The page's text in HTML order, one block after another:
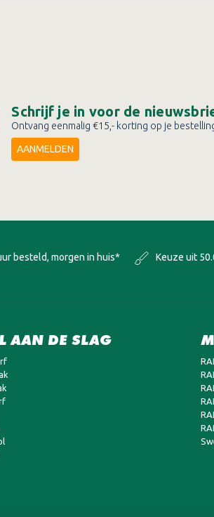
Schrijf je in voor de
Ontvang eenmalig €15,- korting op je
AANMELDEN
besteld, morgen in huis*
Keuze uit
AAN DE SLAG